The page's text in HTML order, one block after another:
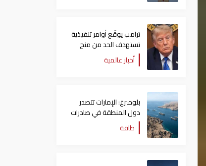
ترامب يوقّع أوامر تنفيذية
تستهدف الحد من منح
الجنسية الأمريكية بالولادة
أخبار عالمية
بلومبرغ: الإمارات تتصدر
دول المنطقة في صادرات
النفط عبر مضيق هرمز
طاقة